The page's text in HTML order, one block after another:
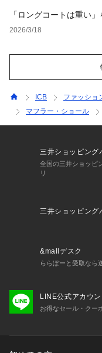
「ロングコートは重い
「軽やか見え」着こなし
2026/3/18
ICB ファッショ
マフラー・ショール
三井ショッピング
全国の三井ショッピ
リ
三井ショッピング
&mallデスク
ららぽーと受取なら
LINE公式アカウン
お得なセール・クー